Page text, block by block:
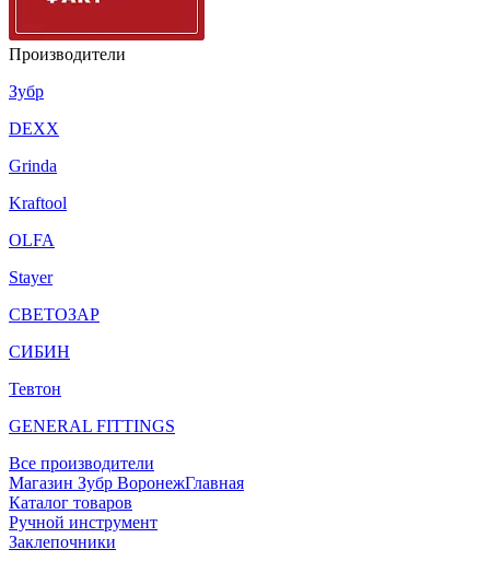
Производители
Зубр
DEXX
Grinda
Kraftool
OLFA
Stayer
СВЕТОЗАР
СИБИН
Тевтон
GENERAL FITTINGS
Все производители
Магазин Зубр ВоронежГлавная
Каталог товаров
Ручной инструмент
Заклепочники